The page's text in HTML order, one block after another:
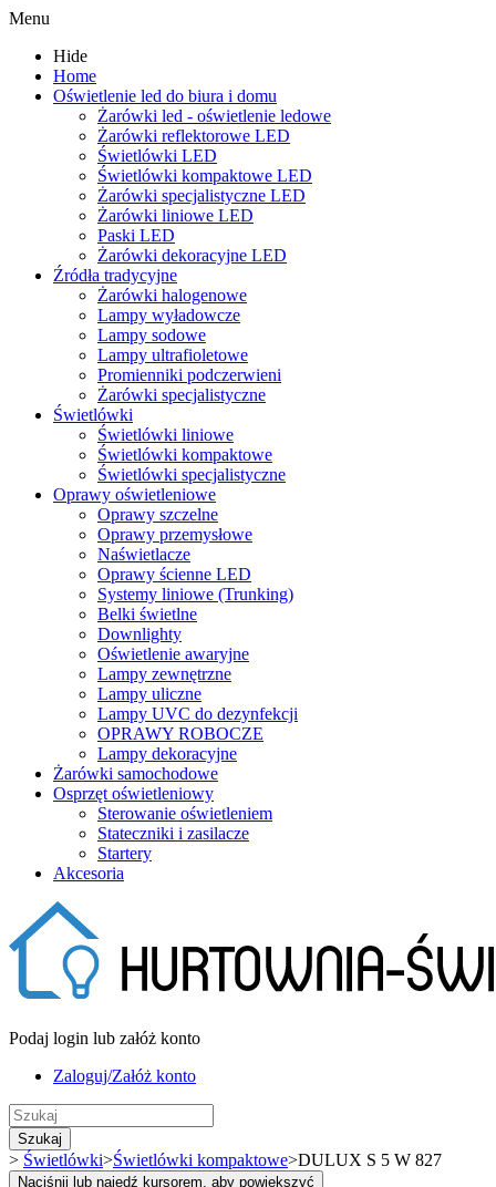
Menu
Hide
Home
Oświetlenie led do biura i domu
Żarówki led - oświetlenie ledowe
Żarówki reflektorowe LED
Świetlówki LED
Świetlówki kompaktowe LED
Żarówki specjalistyczne LED
Żarówki liniowe LED
Paski LED
Żarówki dekoracyjne LED
Źródła tradycyjne
Żarówki halogenowe
Lampy wyładowcze
Lampy sodowe
Lampy ultrafioletowe
Promienniki podczerwieni
Żarówki specjalistyczne
Świetlówki
Świetlówki liniowe
Świetlówki kompaktowe
Świetlówki specjalistyczne
Oprawy oświetleniowe
Oprawy szczelne
Oprawy przemysłowe
Naświetlacze
Oprawy ścienne LED
Systemy liniowe (Trunking)
Belki świetlne
Downlighty
Oświetlenie awaryjne
Lampy zewnętrzne
Lampy uliczne
Lampy UVC do dezynfekcji
OPRAWY ROBOCZE
Lampy dekoracyjne
Żarówki samochodowe
Osprzęt oświetleniowy
Sterowanie oświetleniem
Stateczniki i zasilacze
Startery
Akcesoria
Podaj login lub załóż konto
Zaloguj/Załóż konto
Szukaj
> Świetlówki>Świetlówki kompaktowe>DULUX S 5 W 827
Naciśnij lub najedź kursorem, aby powiększyć